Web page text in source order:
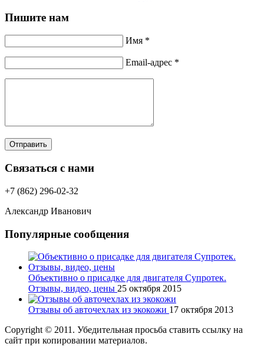
Пишите нам
Имя *
Email-адрес *
Отправить
Связаться с нами
+7 (862) 296-02-32
Александр Иванович
Популярные сообщения
Объективно о присадке для двигателя Супротек.
Отзывы, видео, цены 25 октября 2015
Отзывы об авточехлах из экокожи 17 октября 2013
Copyright © 2011. Убедительная просьба ставить ссылку на
сайт при копировании материалов.